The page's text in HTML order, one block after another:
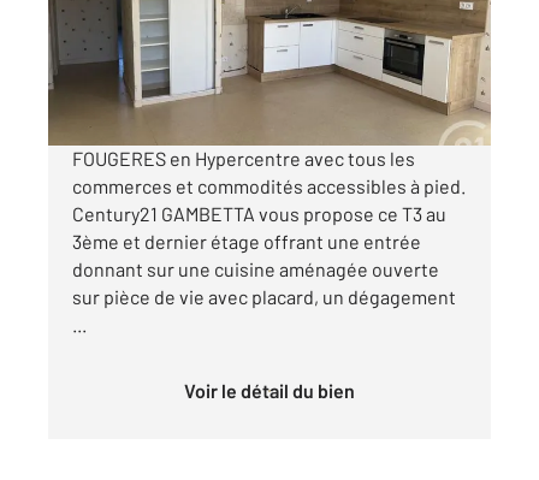
Appartement à louer
580 €
par mois charges comprises
FOUGERES en Hypercentre avec tous les
commerces et commodités accessibles à pied.
Century21 GAMBETTA vous propose ce T3 au
3ème et dernier étage offrant une entrée
donnant sur une cuisine aménagée ouverte
sur pièce de vie avec placard, un dégagement
Voir le détail du bien